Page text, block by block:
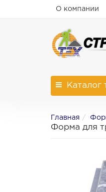
О компании
Каталог
Главная
Форма для